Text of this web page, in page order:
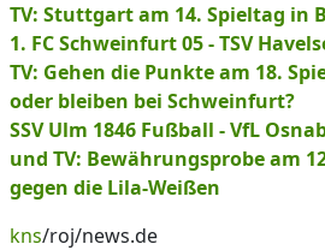
TV: Stuttgart am 14. Spieltag in
1. FC Schweinfurt 05 - TSV
TV: Gehen die Punkte am 18.
oder bleiben bei Schweinfurt?
SSV Ulm 1846 Fußball - VfL
und TV: Bewährungsprobe am
gegen die Lila-Weißen
kns/roj/news.de